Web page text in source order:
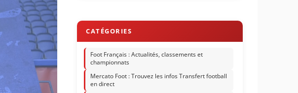
Foot Français : Actualités, classements et
championnats
Mercato Foot : Trouvez les infos Transfert football
en direct